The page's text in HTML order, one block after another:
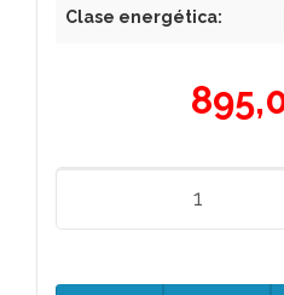
Clase energética: